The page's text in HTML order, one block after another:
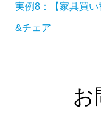
実例8：【家具買
&チェア
お